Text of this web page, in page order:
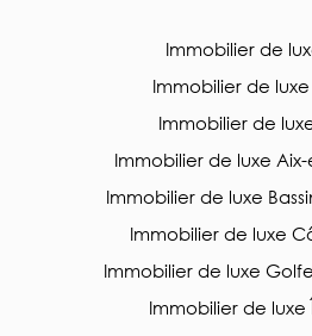
Immobilier de
Immobilier de
Immobilier de
Immobilier de luxe
Immobilier de luxe
Immobilier de luxe
Immobilier de luxe
Immobilier de luxe